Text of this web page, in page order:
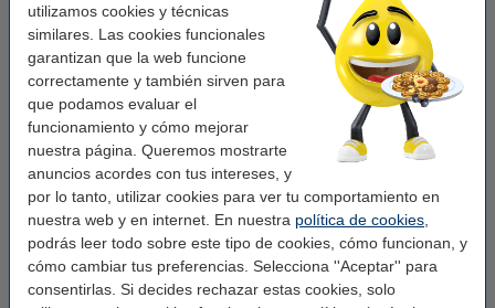
utilizamos cookies y técnicas
similares. Las cookies funcionales
garantizan que la web funcione
correctamente y también sirven para
que podamos evaluar el
funcionamiento y cómo mejorar
nuestra página. Queremos mostrarte
anuncios acordes con tus intereses, y
por lo tanto, utilizar cookies para ver tu comportamiento en
nuestra web y en internet. En nuestra política de cookies
podrás leer todo sobre este tipo de cookies, cómo funcionan, y
cómo cambiar tus preferencias. Selecciona ''Aceptar'' para
consentirlas. Si decides rechazar estas cookies, solo
¡Verás la diferencia en tu cartera!
Calidad superior
Mucho más asequible
100% de garantía
Características
Marca: 123tinta
Uso: etiquetas de envío